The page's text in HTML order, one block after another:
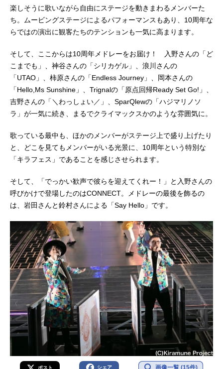
楽しそうに歌いながら自由にステージを動きまわるメンバーた
ち。ムービングステージによるパフォーマンスもあり、10周年な
らではの演出に観客たちのテンションも一気に高まります。
そして、ここからは10周年メドレーをお届け！ 入野さんの「ど
こまでも」、神谷さんの「シリカゲル」、浪川さんの
「UTAO」、柿原さんの「Endless Journey」、岡本さんの
「Hello,Ms Sunshine」、Trignalの「原点回帰Ready Set Go!」、
吉野さんの「＼わっしょい／」、SparQlewの「ハジマリノソ
ラ」が一気に続き、まるでクライマックスかのような雰囲気に。
歌っている最中も、ほかのメンバーがステージ上で盛り上げたり
と、どこを見てもメンバーがいる光景に、10周年という特別な
「キラフェス」であることを感じさせられます。
そして、「でっかい歓声で彼らを迎えてくれー！」と入野さんの
呼びかけで登場したのはCONNECT。メドレーの最後を飾るの
は、岩田さんと鈴村さんによる「Say Hello」です。
シェア